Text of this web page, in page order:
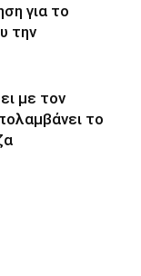
για το
την
με τον
το